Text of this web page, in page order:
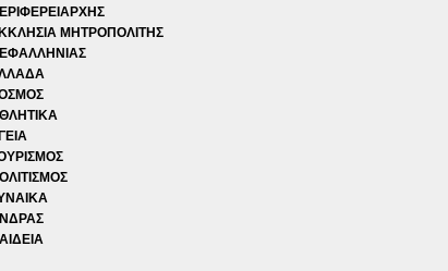
ΜΗΤΡΟΠΟΛΙΤΗΣ